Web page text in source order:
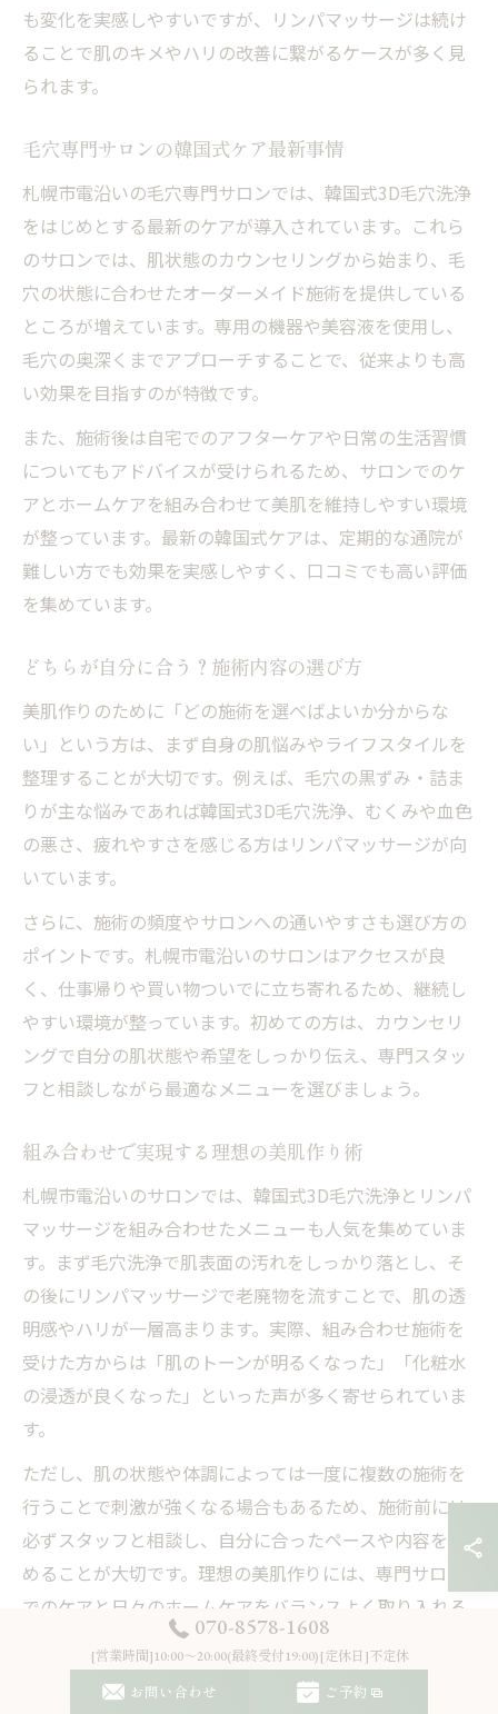
も変化を実感しやすいですが、リンパマッサージは続け
ることで肌のキメやハリの改善に繋がるケースが多く見
られます。
毛穴専門サロンの韓国式ケア最新事情
札幌市電沿いの毛穴専門サロンでは、韓国式3D毛穴洗浄
をはじめとする最新のケアが導入されています。これら
のサロンでは、肌状態のカウンセリングから始まり、毛
穴の状態に合わせたオーダーメイド施術を提供している
ところが増えています。専用の機器や美容液を使用し、
毛穴の奥深くまでアプローチすることで、従来よりも高
い効果を目指すのが特徴です。
また、施術後は自宅でのアフターケアや日常の生活習慣
についてもアドバイスが受けられるため、サロンでのケ
アとホームケアを組み合わせて美肌を維持しやすい環境
が整っています。最新の韓国式ケアは、定期的な通院が
難しい方でも効果を実感しやすく、口コミでも高い評価
を集めています。
どちらが自分に合う？施術内容の選び方
美肌作りのために「どの施術を選べばよいか分からな
い」という方は、まず自身の肌悩みやライフスタイルを
整理することが大切です。例えば、毛穴の黒ずみ・詰ま
りが主な悩みであれば韓国式3D毛穴洗浄、むくみや血色
の悪さ、疲れやすさを感じる方はリンパマッサージが向
いています。
さらに、施術の頻度やサロンへの通いやすさも選び方の
ポイントです。札幌市電沿いのサロンはアクセスが良
く、仕事帰りや買い物ついでに立ち寄れるため、継続し
やすい環境が整っています。初めての方は、カウンセリ
ングで自分の肌状態や希望をしっかり伝え、専門スタッ
フと相談しながら最適なメニューを選びましょう。
組み合わせで実現する理想の美肌作り術
札幌市電沿いのサロンでは、韓国式3D毛穴洗浄とリンパ
マッサージを組み合わせたメニューも人気を集めていま
す。まず毛穴洗浄で肌表面の汚れをしっかり落とし、そ
の後にリンパマッサージで老廃物を流すことで、肌の透
明感やハリが一層高まります。実際、組み合わせ施術を
受けた方からは「肌のトーンが明るくなった」「化粧水
の浸透が良くなった」といった声が多く寄せられていま
す。
ただし、肌の状態や体調によっては一度に複数の施術を
行うことで刺激が強くなる場合もあるため、施術前には
必ずスタッフと相談し、自分に合ったペースや内容を決
めることが大切です。理想の美肌作りには、専門サロン
でのケアと日々のホームケアをバランスよく取り入れる
ことが成功のポイントです。070-8578-1608
[営業時間]10:00～20:00(最終受付19:00)[定休日]不定休
お問い合わせ ご予約